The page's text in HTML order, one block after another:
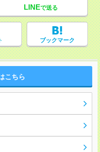
LINEで送る
ブックマーク
こちら